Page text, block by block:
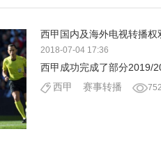
西甲国内及海外电视转播权
2018-07-04 17:36
西甲成功完成了部分2019/
西甲
赛事转播